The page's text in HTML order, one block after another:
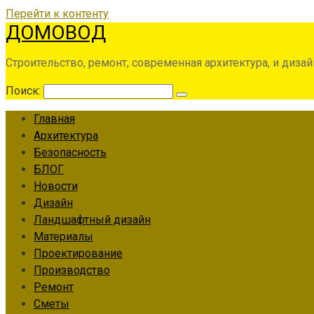
Перейти к контенту
ДОМОВОД
Строительство, ремонт, современная архитектура, и
Поиск:
Главная
Архитектура
Безопасность
БЛОГ
Новости
Дизайн
Ландшафтный дизайн
Материалы
Проектирование
Производство
Ремонт
Сметы